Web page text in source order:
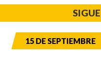
15 DE SEPTIEMBRE